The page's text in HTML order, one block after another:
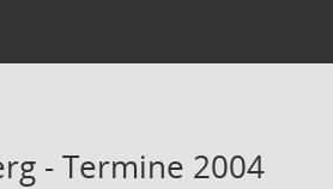
- Termine 2004